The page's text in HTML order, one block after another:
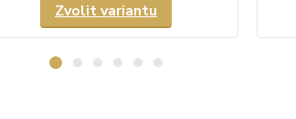
Zvolit variantu